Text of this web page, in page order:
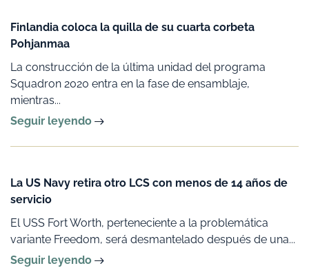
Finlandia coloca la quilla de su cuarta corbeta
Pohjanmaa
La construcción de la última unidad del programa
Squadron 2020 entra en la fase de ensamblaje,
mientras...
Seguir leyendo
La US Navy retira otro LCS con menos de 14 años de
servicio
El USS Fort Worth, perteneciente a la problemática
variante Freedom, será desmantelado después de una...
Seguir leyendo